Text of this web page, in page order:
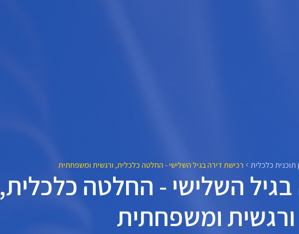
תוכנית כלכלית רכישת דירה בגיל השלישי - החלטה כלכלית, ורגשית ומשפחתית
השלישי - החלטה כלכלית,
ורגשית ומשפחתית